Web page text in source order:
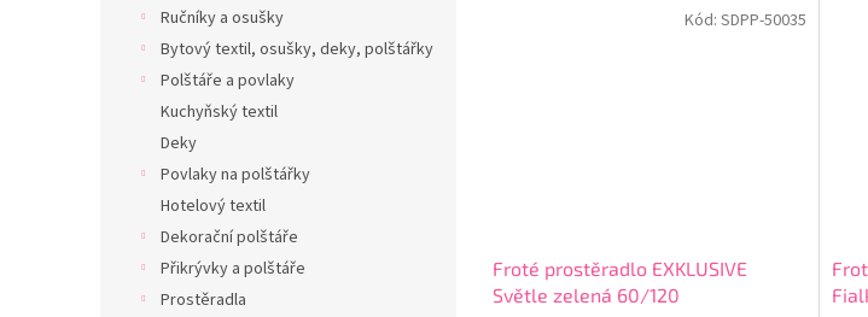
Ručníky a osušky
Bytový textil, osušky, deky, polštářky
Polštáře a povlaky
Kuchyňský textil
Deky
Povlaky na polštářky
Hotelový textil
Dekorační polštáře
Přikrývky a polštáře
Prostěradla
Froté prostěradlo EXKLUSIVE
Světle zelená 60/120
Kód: SDPP-50035